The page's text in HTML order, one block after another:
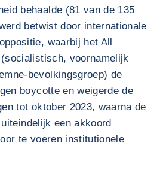
behaalde (81 van de 135
betwist door internationale
waarbij het All
(socialistisch, voornamelijk
bevolkingsgroep) de
boycotte en weigerde de
tot oktober 2023, waarna de
een akkoord
te voeren institutionele